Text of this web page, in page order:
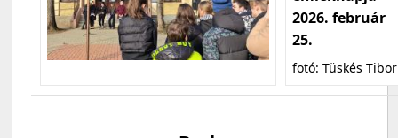
2026. február
25.
fotó: Tüskés Tibor